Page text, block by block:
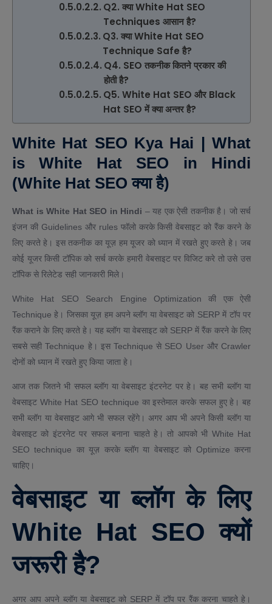
Q2. क्या White Hat SEO
Techniques आसान है?
Q3. क्या White Hat SEO
Technique Safe है?
Q4. SEO तकनीक कितने प्रकार की
होती है?
Q5. White Hat SEO और Black
Hat SEO में क्या अन्तर है?
White Hat SEO Kya Hai | What
is White Hat SEO in Hindi
(White Hat SEO क्या है)
What is White Hat SEO in Hindi – यह एक ऐसी तकनीक है। जो सर्च
इंजन की Guidelines और rules फॉलो करके किसी वेबसाइट को रैंक करने के
लिए करते हे। इस तकनीक का यूज़ हम यूजर को ध्यान में रखते हुए करते हे। जब
कोई यूजर किसी टॉपिक को सर्च करके हमारी वेबसाइट पर विजिट करे तो उसे उस
टॉपिक से रिलेटेड सही जानकारी मिले।
White Hat SEO Search Engine Optimization की एक ऐसी
Technique हे। जिसका यूज़ हम अपने ब्लॉग या वेबसाइट को SERP में टॉप पर
रैंक कराने के लिए करते हे। यह ब्लॉग या वेबसाइट को SERP में रैंक करने के लिए
सबसे सही Technique हे। इस Technique से SEO User और Crawler
दोनों को ध्यान में रखते हुए किया जाता हे।
आज तक जितने भी सफल ब्लॉग या वेबसाइट इंटरनेट पर हे। बह सभी ब्लॉग या
वेबसाइट White Hat SEO technique का इस्तेमाल करके सफल हुए हे। बह
सभी ब्लॉग या वेबसाइट आगे भी सफल रहेंगे। अगर आप भी अपने किसी ब्लॉग या
वेबसाइट को इंटरनेट पर सफल बनाना चाहते हे। तो आपको भी White Hat
SEO technique का यूज़ करके ब्लॉग या वेबसाइट को Optimize करना
चाहिए।
वेबसाइट या ब्लॉग के लिए
White Hat SEO क्यों
जरूरी है?
अगर आप अपने ब्लॉग या वेबसाइट को SERP में टॉप पर रैंक करना चाहते हे।